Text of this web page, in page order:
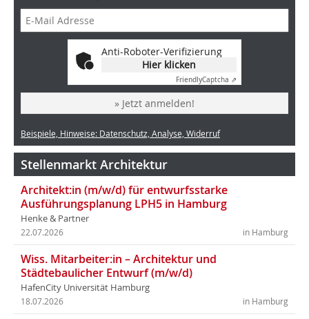
Anti-Roboter-Verifizierung
Hier klicken
FriendlyCaptcha ⇗
» Jetzt anmelden!
Beispiele, Hinweise: Datenschutz, Analyse, Widerruf
Stellenmarkt Architektur
Architekt:in (m/w/d) für entwurfsstarke
Ausführungsplanung LPH5 in Hamburg
Henke & Partner
in Hamburg
22.07.2026
Wiss. Mitarbeiter:in – Architektur und
Städtebaulicher Entwurf (m/w/d)
HafenCity Universität Hamburg
in Hamburg
18.07.2026